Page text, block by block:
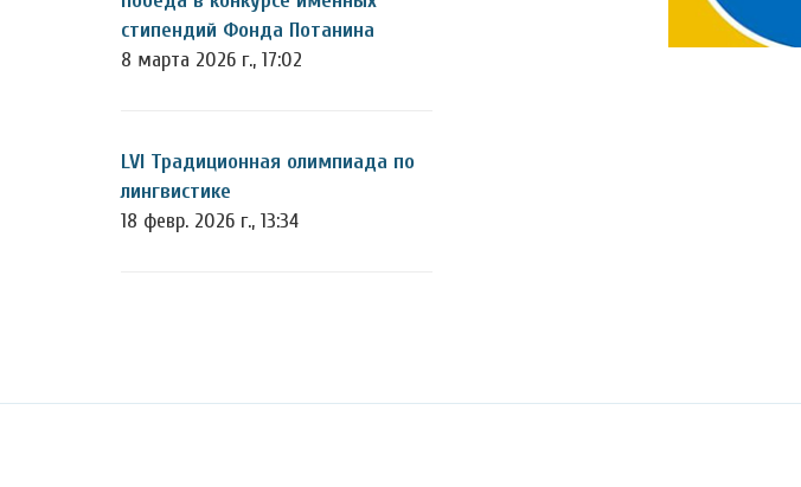
стипендий Фонда Потанина
8 марта 2026 г., 17:02
LVI Традиционная олимпиада по
лингвистике
18 февр. 2026 г., 13:34